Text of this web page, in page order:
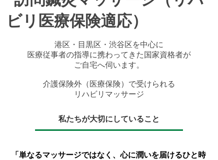
港区・目黒区・渋谷区を中心に
医療従事者の指導に携わってきた国家資格者が
ご自宅へ伺います。
介護保険外（医療保険）で受けられる
リハビリマッサージ
私たちが大切にしていること
「単なるマッサージではなく、心に潤いを届けるひと時